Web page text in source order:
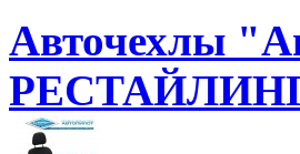
Авточехлы
РЕСТАЙЛИНГ